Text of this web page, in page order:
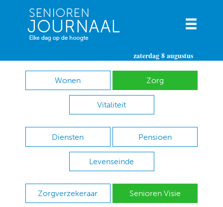
zaterdag 8 augustus
Wonen Zorg
Vitaliteit
Diensten Pensioen
Levenseinde
Zorgverzekeraar Senioren Visie